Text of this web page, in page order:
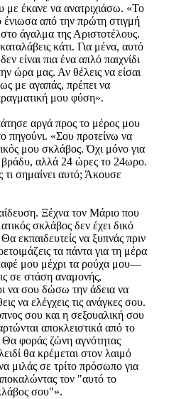
με έκανε να ανατριχιάσω. «Το
από την πρώτη στιγμή
άγαλμα της Αριστοτέλους.
κάτι. Για μένα, αυτό
είναι πια ένα απλό παιχνίδι
ώρα μας. Αν θέλεις να είσαι
με αγαπάς, πρέπει να
μου φύση».
αργά προς το μέρος μου
πηγούνι. «Σου προτείνω να
μου σκλάβος. Όχι μόνο για
βράδυ, αλλά 24 ώρες το 24ωρο.
τι σημαίνει αυτό; Άκουσε
Ξέχνα τον Μάριο που
σκλάβος δεν έχει δικό
εκπαιδευτείς να ξυπνάς πριν
τα πάντα για τη μέρα
μου μέχρι τα ρούχα μου—
σε στάση αναμονής,
να σου δώσω την άδεια να
να ελέγχεις τις ανάγκες σου.
σου και η σεξουαλική σου
αποκλειστικά από το
φοράς ζώνη αγνότητας
θα κρέμεται στον λαιμό
μιλάς σε τρίτο πρόσωπο για
τον "αυτό το
σου"».